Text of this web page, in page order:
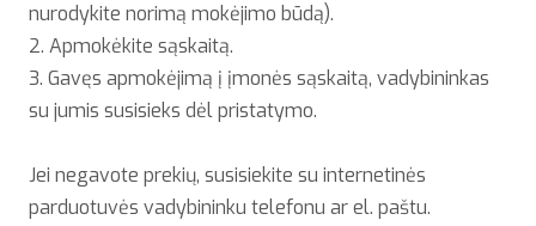
nurodykite norimą mokėjimo būdą).
2. Apmokėkite sąskaitą.
3. Gavęs apmokėjimą į įmonės sąskaitą, vadybininkas
su jumis susisieks dėl pristatymo.
Jei negavote prekių, susisiekite su internetinės
parduotuvės vadybininku telefonu ar el. paštu.